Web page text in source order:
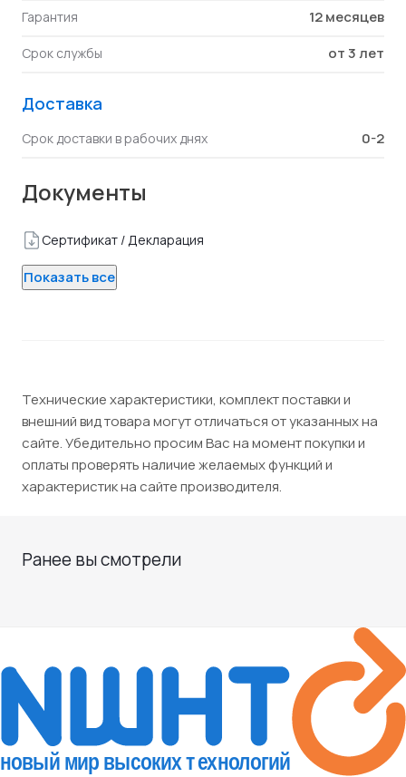
Гарантия 12 месяцев
Срок службы от 3 лет
Доставка
Срок доставки в рабочих днях 0-2
Документы
Сертификат / Декларация
Показать все
Технические характеристики, комплект поставки и
внешний вид товара могут отличаться от указанных на
сайте. Убедительно просим Вас на момент покупки и
оплаты проверять наличие желаемых функций и
характеристик на сайте производителя.
Ранее вы смотрели